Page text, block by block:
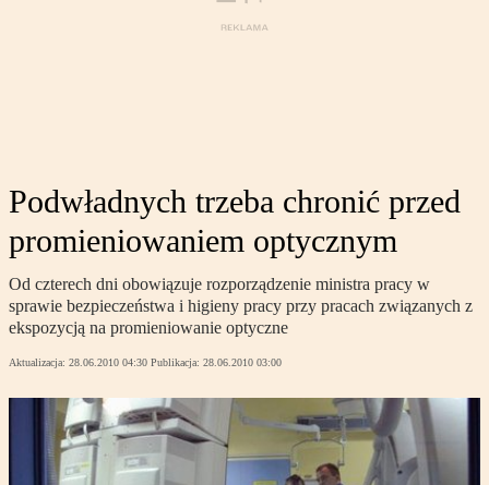
Podwładnych trzeba chronić przed
promieniowaniem optycznym
Od czterech dni obowiązuje rozporządzenie ministra pracy w
sprawie bezpieczeństwa i higieny pracy przy pracach związanych z
ekspozycją na promieniowanie optyczne
Aktualizacja: 28.06.2010 04:30 Publikacja: 28.06.2010 03:00